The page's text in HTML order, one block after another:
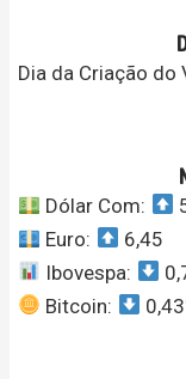
Dia da Criação
Dólar Com:
Euro:
6,45
Ibovespa:
Bitcoin: